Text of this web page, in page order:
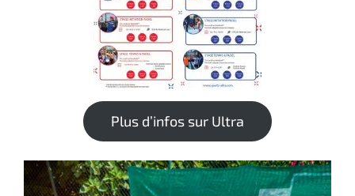
Plus d’infos sur Ultra